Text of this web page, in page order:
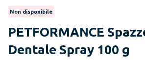
Non disponibile
PETFORMANCE
Dentale Spray 100 g